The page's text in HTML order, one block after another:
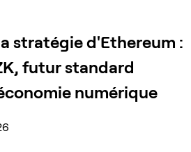
stratégie d'Ethereum :
futur standard
numérique